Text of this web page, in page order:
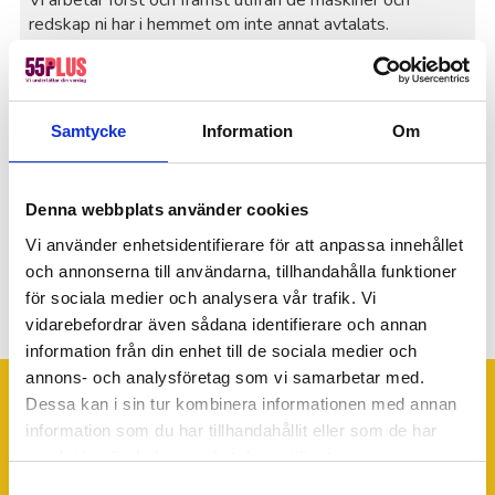
Samtycke Information Om
Denna webbplats använder cookies
Vi använder enhetsidentifierare för att anpassa innehållet
och annonserna till användarna, tillhandahålla funktioner
för sociala medier och analysera vår trafik. Vi
vidarebefordrar även sådana identifierare och annan
information från din enhet till de sociala medier och
annons- och analysföretag som vi samarbetar med.
Dessa kan i sin tur kombinera informationen med annan
information som du har tillhandahållit eller som de har
samlat in när du har använt deras tjänster.
redskap ni har i hemmet om inte annat avtalats.
Möjlighet att hyra av oss finns om ni saknar det som
krävs för uppdraget.
Vi fakturerar en gång i månaden (20 dagars
betalningstid), vilket innebär att ni får en samlingsfaktura
gånger under månaden. Eventuellt RUT-avdrag gör vi
direkt på er faktura. Mer information finns på
Skatteverkets hemsida.
Trustpilot